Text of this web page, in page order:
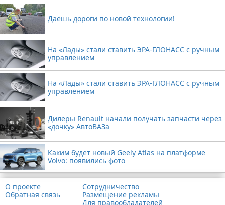
Даёшь дороги по новой технологии!
На «Лады» стали ставить ЭРА-ГЛОНАСС с ручным
управлением
На «Лады» стали ставить ЭРА-ГЛОНАСС с ручным
управлением
Дилеры Renault начали получать запчасти через
«дочку» АвтоВАЗа
Каким будет новый Geely Atlas на платформе
Volvo: появились фото
О проекте
Обратная связь
Сотрудничество
Размещение рекламы
Для правообладателей